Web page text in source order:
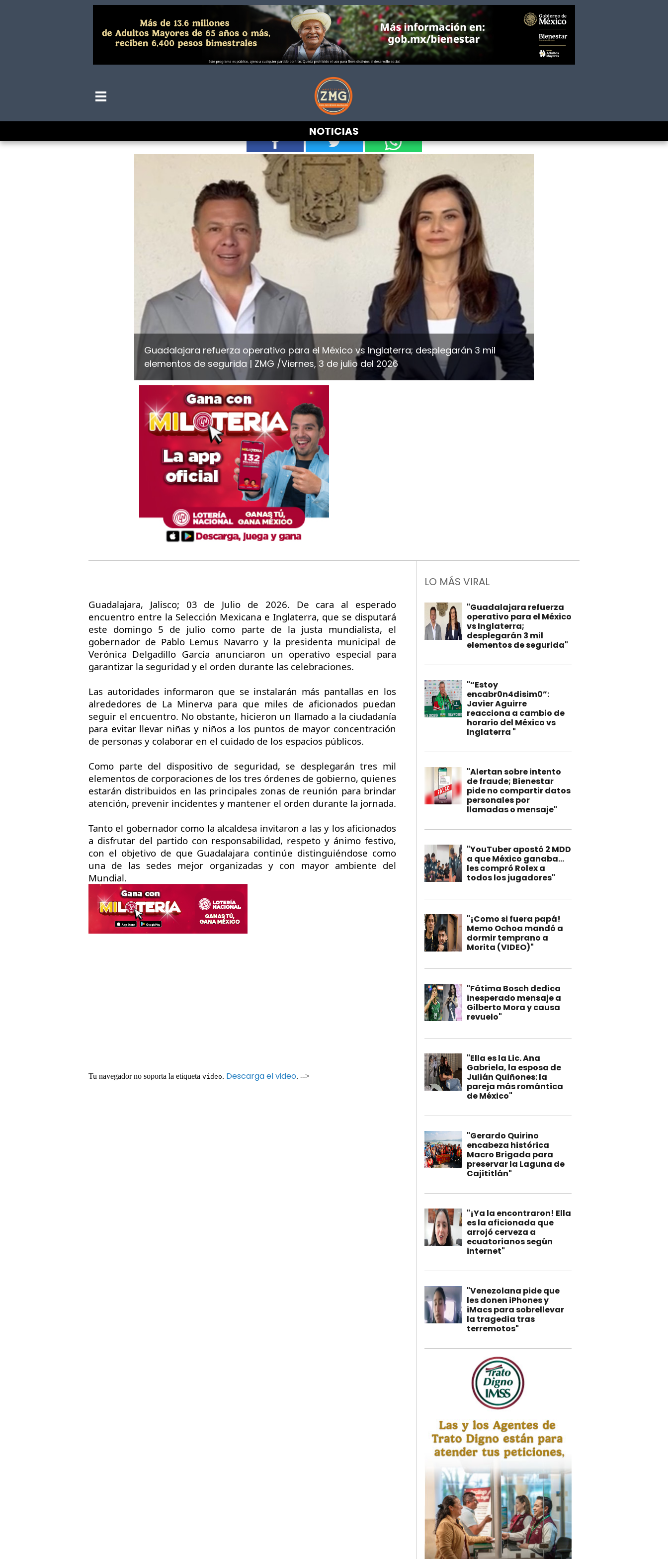
NOTICIAS
Guadalajara refuerza operativo para el México vs Inglaterra;
desplegarán 3 mil elementos de segurida
Guadalajara refuerza operativo para el México vs Inglaterra; desplegarán 3 mil
elementos de segurida
ZMG /Viernes, 3 de julio del 2026
Guadalajara, Jalisco; 03 de Julio de 2026. De cara al esperado
encuentro entre la Selección Mexicana e Inglaterra, que se disputará
este domingo 5 de julio como parte de la justa mundialista, el
gobernador de Pablo Lemus Navarro y la presidenta municipal de
Verónica Delgadillo García anunciaron un operativo especial para
garantizar la seguridad y el orden durante las celebraciones.
Las autoridades informaron que se instalarán más pantallas en los
alrededores de La Minerva para que miles de aficionados puedan
seguir el encuentro. No obstante, hicieron un llamado a la ciudadanía
para evitar llevar niñas y niños a los puntos de mayor concentración
de personas y colaborar en el cuidado de los espacios públicos.
Como parte del dispositivo de seguridad, se desplegarán tres mil
elementos de corporaciones de los tres órdenes de gobierno, quienes
estarán distribuidos en las principales zonas de reunión para brindar
atención, prevenir incidentes y mantener el orden durante la jornada.
Tanto el gobernador como la alcaldesa invitaron a las y los aficionados
a disfrutar del partido con responsabilidad, respeto y ánimo festivo,
con el objetivo de que Guadalajara continúe distinguiéndose como
una de las sedes mejor organizadas y con mayor ambiente del
Mundial.
Tu navegador no soporta la etiqueta video. Descarga el video. -->
LO MÁS VIRAL
"Guadalajara refuerza
operativo para el México
vs Inglaterra;
desplegarán 3 mil
elementos de segurida"
"“Estoy
encabr0n4disim0”:
Javier Aguirre
reacciona a cambio de
horario del México vs
Inglaterra "
"Alertan sobre intento
de fraude; Bienestar
pide no compartir datos
personales por
llamadas o mensaje"
"YouTuber apostó 2 MDD
a que México ganaba…
les compró Rolex a
todos los jugadores"
"¡Como si fuera papá!
Memo Ochoa mandó a
dormir temprano a
Morita (VIDEO)"
"Fátima Bosch dedica
inesperado mensaje a
Gilberto Mora y causa
revuelo"
"Ella es la Lic. Ana
Gabriela, la esposa de
Julián Quiñones: la
pareja más romántica
de México"
"Gerardo Quirino
encabeza histórica
Macro Brigada para
preservar la Laguna de
Cajititlán"
"¡Ya la encontraron! Ella
es la aficionada que
arrojó cerveza a
ecuatorianos según
internet"
"Venezolana pide que
les donen iPhones y
iMacs para sobrellevar
la tragedia tras
terremotos"